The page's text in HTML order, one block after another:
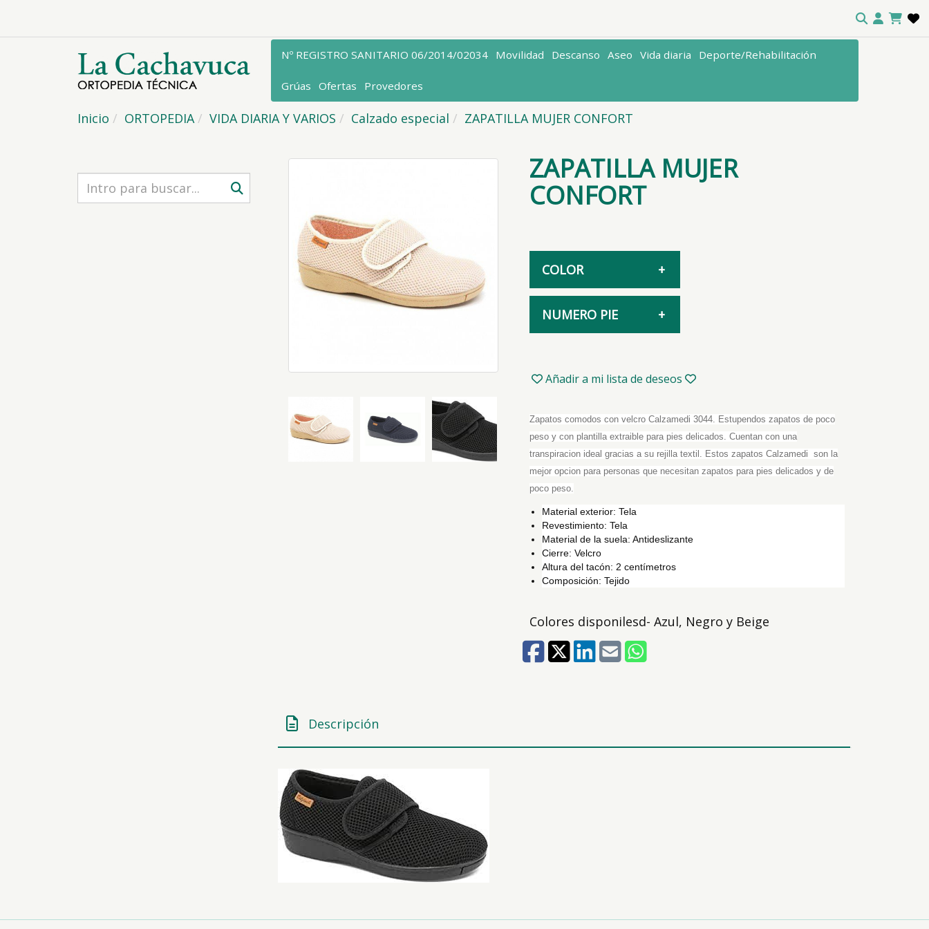
Nº REGISTRO SANITARIO 06/2014/02034 Movilidad Descanso Aseo Vida diaria Deporte/Rehabilitación
Grúas Ofertas Provedores
Inicio ORTOPEDIA VIDA DIARIA Y VARIOS Calzado especial ZAPATILLA MUJER CONFORT
ZAPATILLA MUJER
CONFORT
COLOR
NEGRO
BEIGE
NUMERO PIE
37
38
39
41
Añadir a mi lista de deseos
Zapatos comodos con velcro Calzamedi 3044. Estupendos zapatos de poco
peso y con plantilla extraible para pies delicados. Cuentan con una
transpiracion ideal gracias a su rejilla textil. Estos zapatos Calzamedi son la
mejor opcion para personas que necesitan zapatos para pies delicados y de
poco peso.
Material exterior: Tela
Revestimiento: Tela
Material de la suela: Antideslizante
Cierre: Velcro
Altura del tacón: 2 centímetros
Composición: Tejido
Colores disponilesd- Azul, Negro y Beige
Descripción